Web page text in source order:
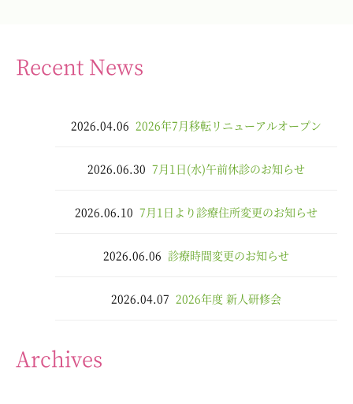
Recent News
2026.04.06 2026年7月移転リニューアルオープン
2026.06.30 7月1日(水)午前休診のお知らせ
2026.06.10 7月1日より診療住所変更のお知らせ
2026.06.06 診療時間変更のお知らせ
2026.04.07 2026年度 新人研修会
Archives